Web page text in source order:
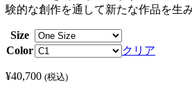
験的な創作を通して新たな作品を生
Size
Color
クリア
¥40,700 (税込)